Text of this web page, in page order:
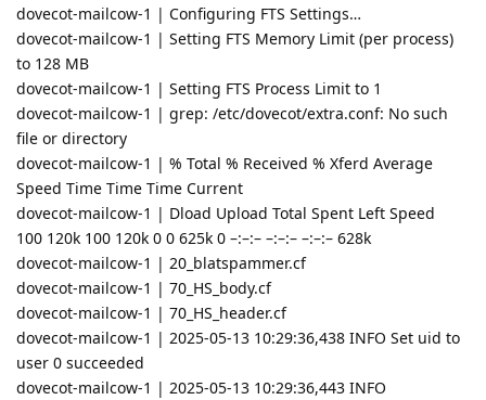
dovecot-mailcow-1 | Configuring FTS Settings…
dovecot-mailcow-1 | Setting FTS Memory Limit (per process)
to 128 MB
dovecot-mailcow-1 | Setting FTS Process Limit to 1
dovecot-mailcow-1 | grep: /etc/dovecot/extra.conf: No such
file or directory
dovecot-mailcow-1 | % Total % Received % Xferd Average
Speed Time Time Time Current
dovecot-mailcow-1 | Dload Upload Total Spent Left Speed
100 120k 100 120k 0 0 625k 0 –:–:– –:–:– –:–:– 628k
dovecot-mailcow-1 | 20_blatspammer.cf
dovecot-mailcow-1 | 70_HS_body.cf
dovecot-mailcow-1 | 70_HS_header.cf
dovecot-mailcow-1 | 2025-05-13 10:29:36,438 INFO Set uid to
user 0 succeeded
dovecot-mailcow-1 | 2025-05-13 10:29:36,443 INFO